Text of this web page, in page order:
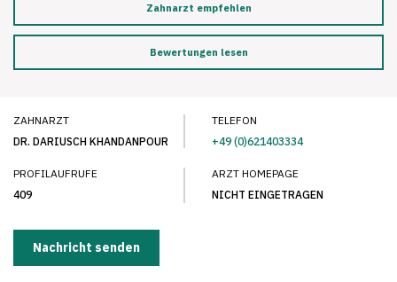
Zahnarzt empfehlen
Bewertungen lesen
ZAHNARZT
DR. DARIUSCH KHANDANPOUR
TELEFON
+49 (0)621403334
PROFILAUFRUFE
409
ARZT HOMEPAGE
NICHT EINGETRAGEN
Nachricht senden